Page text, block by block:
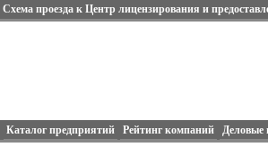
Схема проезда к Центр лицензирования и
Каталог предприятий Рейтинг компаний Деловые